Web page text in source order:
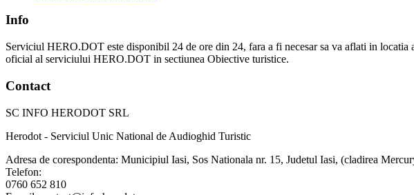
Info
Serviciul HERO.DOT este disponibil 24 de ore din 24, fara a fi necesar sa va aflati in
oficial al serviciului HERO.DOT in sectiunea Obiective turistice.
Contact
SC INFO HERODOT SRL
Herodot - Serviciul Unic National de Audioghid Turistic
Adresa de corespondenta: Municipiul Iasi, Sos Nationala nr. 15, Judetul Iasi, (cladirea
Telefon:
0760 652 810